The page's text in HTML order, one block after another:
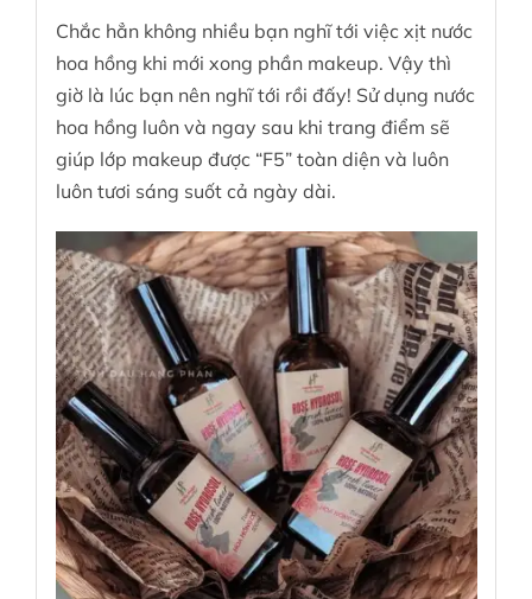
Chắc hẳn không nhiều bạn nghĩ tới việc xịt nước
hoa hồng khi mới xong phần makeup. Vậy thì
giờ là lúc bạn nên nghĩ tới rồi đấy! Sử dụng nước
hoa hồng luôn và ngay sau khi trang điểm sẽ
giúp lớp makeup được “F5” toàn diện và luôn
luôn tươi sáng suốt cả ngày dài.